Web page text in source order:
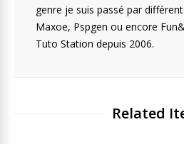
genre je suis passé par
Maxoe, Pspgen ou encore
Tuto Station depuis 2006.
Related